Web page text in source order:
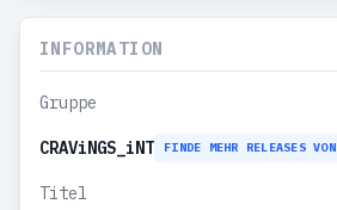
INFORMATION
Gruppe
CRAViNGS_iNT FINDE MEHR RELEASES
Titel